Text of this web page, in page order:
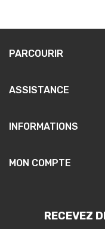
PARCOURIR
ASSISTANCE
INFORMATIONS
MON COMPTE
RECEVEZ